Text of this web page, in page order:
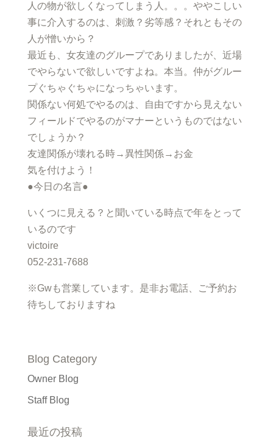
人の物が欲しくなってしまう人。。。ややこしい
事に介入するのは、刺激？劣等感？それともその
人が憎いから？
最近も、女友達のグループでありましたが、近場
でやらないで欲しいですよね。本当。仲がグルー
プぐちゃぐちゃになっちゃいます。
関係ない何処でやるのは、自由ですから見えない
フィールドでやるのがマナーというものではない
でしょうか？
友達関係が壊れる時→異性関係→お金
気を付けよう！
●今日の名言●
いくつに見える？と聞いている時点で年をとって
いるのです
victoire
052-231-7688
※Gwも営業しています。是非お電話、ご予約お
待ちしておりますね
Blog Category
Owner Blog
Staff Blog
最近の投稿